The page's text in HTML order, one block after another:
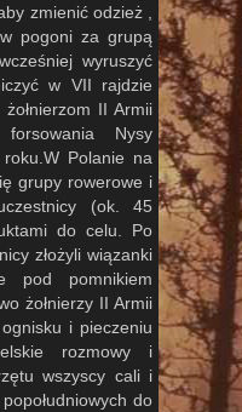
zmienić odzież ,
pogoni za grupą
wyruszyć
w VII rajdzie
II Armii
Nysy
Polanie na
grupy rowerowe i
(ok. 45
do celu. Po
złożyli wiązanki
pod pomnikiem
żołnierzy II Armii
i pieczeniu
rozmowy i
wszyscy cali i
do